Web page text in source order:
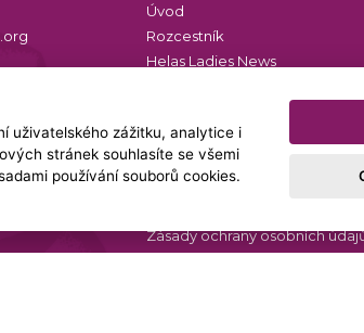
Úvod
Rozcestník
Helas Ladies News
Benefity
Eshop
Platební způsoby a doprava
Zásady ochrany osobních
uživatelského zážitku, analytice i
stránek souhlasíte se všemi
používání souborů cookies.